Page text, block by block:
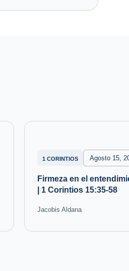
1 CORINTIOS Agosto 15,
Firmeza en el
| 1 Corintios 15:35-58
Jacobis Aldana